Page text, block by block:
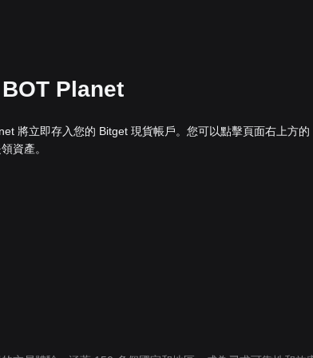
Planet
將立即存入您的 Bitget 現貨帳戶。您可以點擊頁面右上方的
資產。